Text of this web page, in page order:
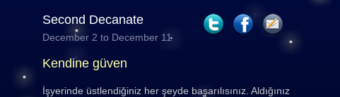
Second Decanate
December 2 to December 11
Kendine güven
İşyerinde üstlendiğiniz her şeyde başarılısınız. Aldığınız